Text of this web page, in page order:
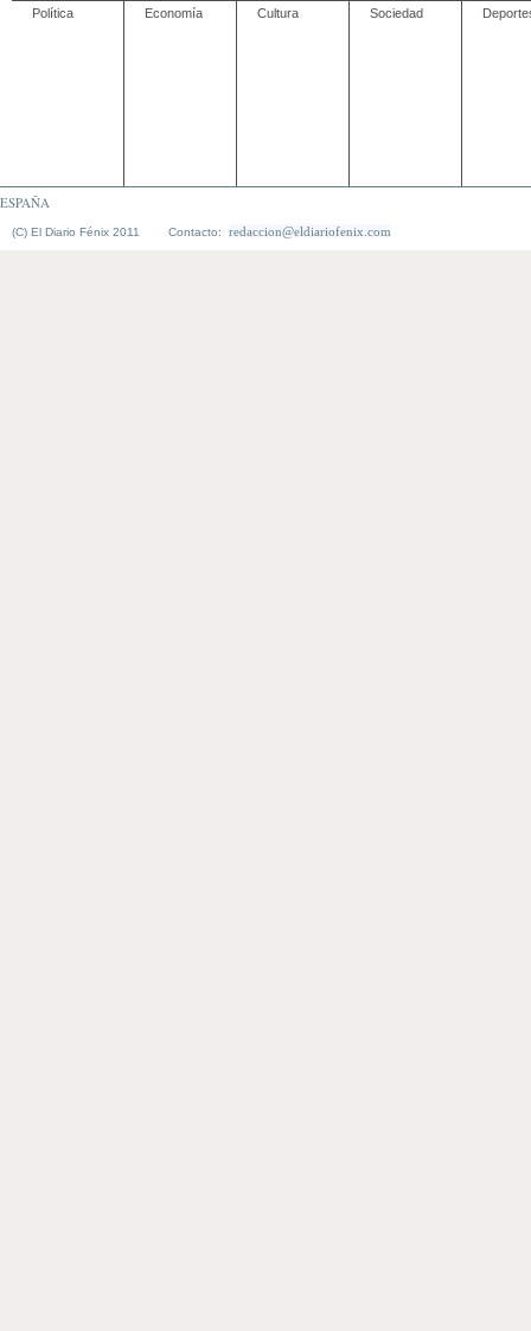
Política Economía Cultura Sociedad
ESPAÑA
(C) El Diario Fénix 2011 Contacto: redaccion@eldiariofenix.com